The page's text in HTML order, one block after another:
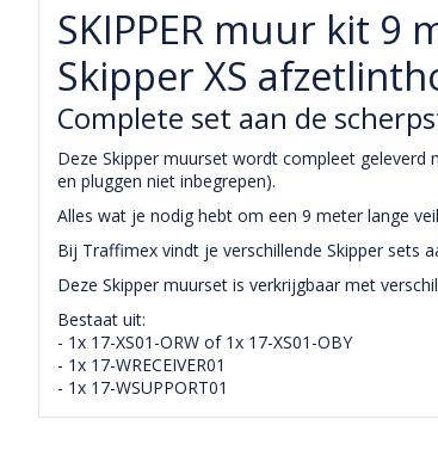
SKIPPER muur kit 9
Skipper XS
Complete set aan de
Deze Skipper muurset wordt compleet geleverd
en pluggen niet inbegrepen).
Alles wat je nodig hebt om een 9 meter lange
Bij Traffimex vindt je verschillende Skipper sets
Deze Skipper muurset is verkrijgbaar met
Bestaat uit:
- 1x 17-XS01-ORW of 1x 17-XS01-OBY
- 1x 17-WRECEIVER01
- 1x 17-WSUPPORT01